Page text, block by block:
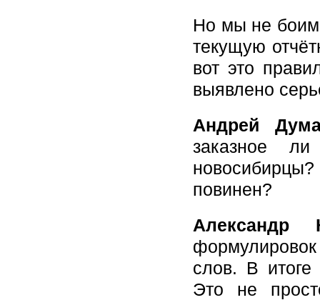
Но мы не
текущую
вот это
выявлено
Андрей
заказное
повинен?
формулировок
слов. В итоге
Это не